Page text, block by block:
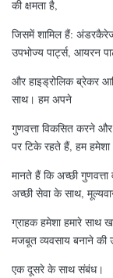
की क्षमता है,
जिसमें शामिल हैं: अंडरकैरेज
उपभोज्य पार्ट्स, आयरन
और हाइड्रोलिक ब्रेकर
साथ। हम अपने
गुणवत्ता विकसित करने
पर टिके रहते हैं, हम हमेशा
मानते हैं कि अच्छी
अच्छी सेवा के साथ,
ग्राहक हमेशा हमारे
मजबूत व्यवसाय बनाने की
एक दूसरे के साथ संबंध।